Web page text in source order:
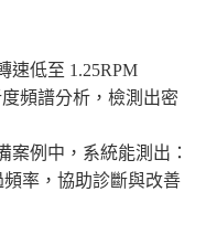
速低至 1.25RPM
頻譜分析，檢測出密
案例中，系統能測出：
率，協助診斷與改善